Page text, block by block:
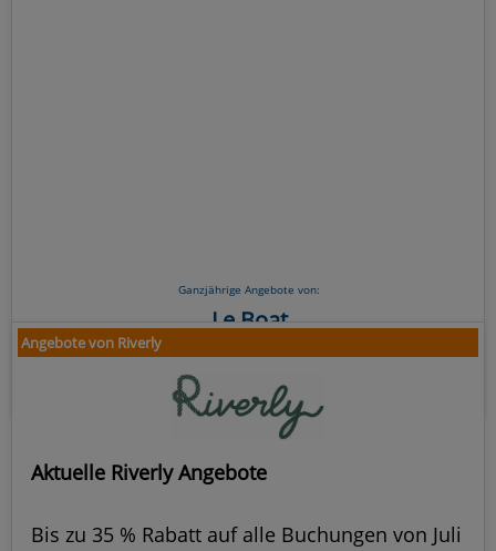
Ganzjährige Angebote von:
Le Boat
Angebote von Riverly
Aktuelle Riverly Angebote
Bis zu 35 % Rabatt auf alle Buchungen von Juli